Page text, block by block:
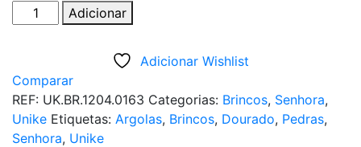
Quantidade
de
Classy
3
Lines
Adicionar
Adicionar Wishlist
Comparar
REF: UK.BR.1204.0163 Categorias: Brincos, Senhora,
Unike Etiquetas: Argolas, Brincos, Dourado, Pedras,
Senhora, Unike